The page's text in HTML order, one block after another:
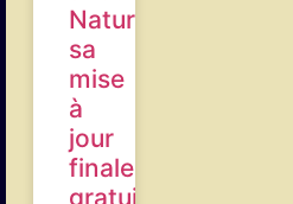
Naturaliste,
sa
mise
à
jour
finale
gratuite,